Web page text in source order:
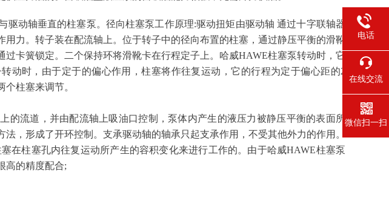
驱动轴垂直的柱塞泵。径向柱塞泵工作原理:驱动扭矩由驱动轴 通过十字联轴器
力。转子装在配流轴上。位于转子中的径向布置的柱塞，通过静压平衡的滑靴
卡簧锁定。二个保持环将滑靴卡在行程定子上。哈威HAWE柱塞泵转动时，它
动时，由于定于的偏心作用，柱塞将作往复运动，它的行程为定于偏心距的2
柱塞来调节。
的流道，并由配流轴上吸油口控制，泵体内产生的液压力被静压平衡的表面所
，形成了开环控制。支承驱动轴的轴承只起支承作用，不受其他外力的作用。
在柱塞孔内往复运动所产生的容积变化来进行工作的。由于哈威HAWE柱塞泵
高的精度配合;
电话
在线交流
微信扫一扫